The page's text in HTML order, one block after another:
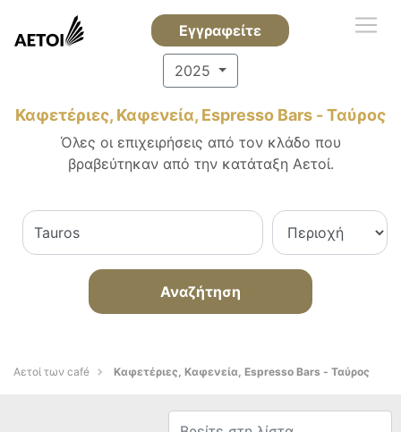
Εγγραφείτε
2025
Καφετέριες, Καφενεία, Espresso Bars - Ταύρος
Όλες οι επιχειρήσεις από τον κλάδο που
βραβεύτηκαν από την κατάταξη Αετοί.
Αναζήτηση
Αετοί των café Καφετέριες, Καφενεία, Espresso Bars - Ταύρος